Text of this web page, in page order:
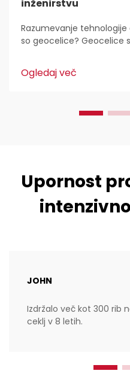
inženirstvu
Razumevanje tehnologije
so geocelice? Geocelice
gradbeništvu. Inženirji
ker...
Ogledaj več
Upornost
JOHN
Izdržalo več kot 300 rib
ceklj v 8 letih.